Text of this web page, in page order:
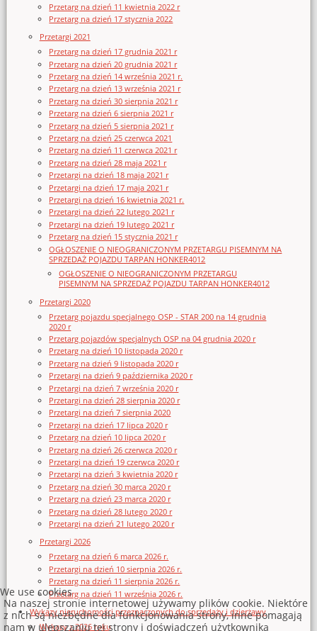
Przetarg na dzień 11 kwietnia 2022 r
Przetarg na dzień 17 stycznia 2022
Przetargi 2021
Przetarg na dzień 17 grudnia 2021 r
Przetarg na dzień 20 grudnia 2021 r
Przetarg na dzień 14 września 2021 r.
Przetarg na dzień 13 września 2021 r
Przetarg na dzień 30 sierpnia 2021 r
Przetarg na dzień 6 sierpnia 2021 r
Przetarg na dzień 5 sierpnia 2021 r
Przetarg na dzień 25 czerwca 2021
Przetarg na dzień 11 czerwca 2021 r
Przetarg na dzień 28 maja 2021 r
Przetargi na dzień 18 maja 2021 r
Przetargi na dzień 17 maja 2021 r
Przetargi na dzień 16 kwietnia 2021 r.
Przetargi na dzień 22 lutego 2021 r
Przetargi na dzień 19 lutego 2021 r
Przetarg na dzień 15 stycznia 2021 r
OGŁOSZENIE O NIEOGRANICZONYM PRZETARGU PISEMNYM NA
SPRZEDAŻ POJAZDU TARPAN HONKER4012
OGŁOSZENIE O NIEOGRANICZONYM PRZETARGU
PISEMNYM NA SPRZEDAŻ POJAZDU TARPAN HONKER4012
Przetargi 2020
Przetarg pojazdu specjalnego OSP - STAR 200 na 14 grudnia
2020 r
Przetarg pojazdów specjalnych OSP na 04 grudnia 2020 r
Przetarg na dzień 10 listopada 2020 r
Przetarg na dzień 9 listopada 2020 r
Przetargi na dzień 9 października 2020 r
Przetargi na dzień 7 września 2020 r
Przetargi na dzień 28 sierpnia 2020 r
Przetargi na dzień 7 sierpnia 2020
Przetargi na dzień 17 lipca 2020 r
Przetarg na dzień 10 lipca 2020 r
Przetarg na dzień 26 czerwca 2020 r
Przetargi na dzień 19 czerwca 2020 r
Przetargi na dzień 3 kwietnia 2020 r
Przetarg na dzień 30 marca 2020 r
Przetarg na dzień 23 marca 2020 r
Przetarg na dzień 28 lutego 2020 r
Przetargi na dzień 21 lutego 2020 r
Przetargi 2026
Przetarg na dzień 6 marca 2026 r.
Przetargi na dzień 10 sierpnia 2026 r.
Przetarg na dzień 11 sierpnia 2026 r.
Przetarg na dzień 11 września 2026 r.
Wykazy nieruchomości przeznaczonych do sprzedaży i dzierżawy
Wykazy z 2026 roku
We use cookies
Na naszej stronie internetowej używamy plików cookie. Niektóre
z nich są niezbędne dla funkcjonowania strony, inne pomagają
nam w ulepszaniu tej strony i doświadczeń użytkownika